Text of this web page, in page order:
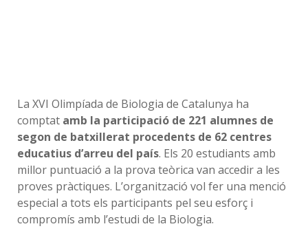
La XVI Olimpíada de Biologia de Catalunya ha
comptat amb la participació de 221 alumnes de
segon de batxillerat procedents de 62 centres
educatius d’arreu del país. Els 20 estudiants amb
millor puntuació a la prova teòrica van accedir a les
proves pràctiques. L’organització vol fer una menció
especial a tots els participants pel seu esforç i
compromís amb l’estudi de la Biologia.